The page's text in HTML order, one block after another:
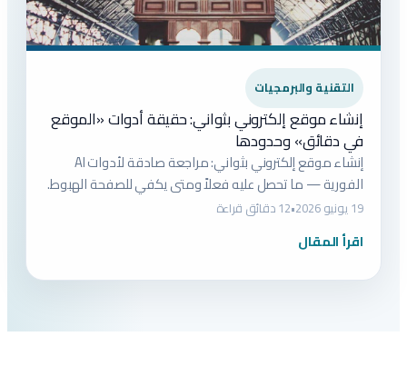
التقنية والبرمجيات
إنشاء موقع إلكتروني بثواني: حقيقة أدوات «الموقع
في دقائق» وحدودها
إنشاء موقع إلكتروني بثواني: مراجعة صادقة لأدوات AI
الفورية — ما تحصل عليه فعلاً ومتى يكفي للصفحة الهبوط.
19 يونيو 2026 •12 دقائق قراءة
اقرأ المقال